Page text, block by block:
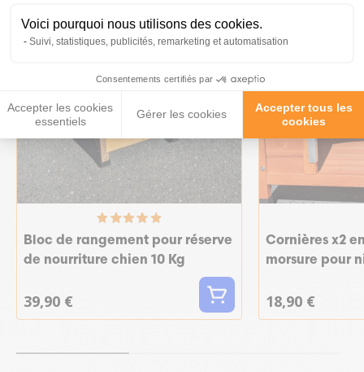
Voici pourquoi nous utilisons des cookies.
Suivi, statistiques, publicités, remarketing et automatisation
Consentements certifiés par
Accepter les cookies
essentiels
Gérer les cookies
Accepter tous les
cookies
Bloc de rangement pour réserve
de nourriture chien 10 Kg
39,90 €
Cornières x2
morsure pour
18,90 €